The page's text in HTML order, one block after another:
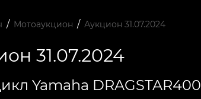
/ Мотоаукцион / Аукцион 31.07.2024
31.07.2024
Yamaha DRAGSTAR400